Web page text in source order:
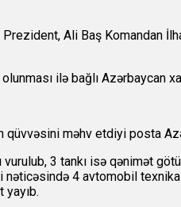
Ali Baş Komandan
ilə bağlı Azərbaycan
məhv etdiyi posta
3 tankı isə qənimət
4 avtomobil